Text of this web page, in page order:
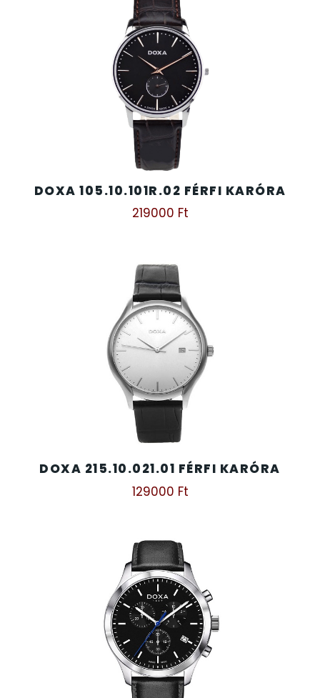
DOXA 105.10.101R.02 FÉRFI KARÓRA
219000 Ft
DOXA 215.10.021.01 FÉRFI KARÓRA
129000 Ft